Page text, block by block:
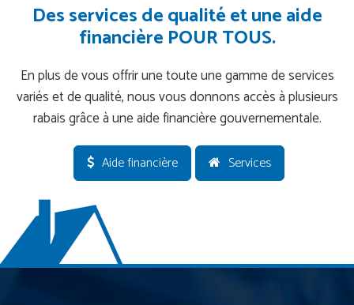
Des services de qualité et une aide
financière POUR TOUS.
En plus de vous offrir une toute une gamme de services
variés et de qualité, nous vous donnons accès à plusieurs
rabais grâce à une aide financière gouvernementale.
Aide financière Services